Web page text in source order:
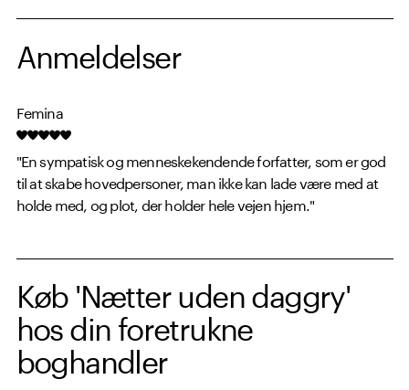
Anmeldelser
Femina
"En sympatisk og menneskekendende forfatter, som er god
til at skabe hovedpersoner, man ikke kan lade være med at
holde med, og plot, der holder hele vejen hjem."
Køb 'Nætter uden daggry'
hos din foretrukne
boghandler